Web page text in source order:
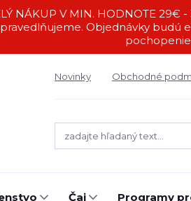
NÁKUP V MIN. HODNOTE
Objednávky
Novinky Obchodné
Čaj Programy